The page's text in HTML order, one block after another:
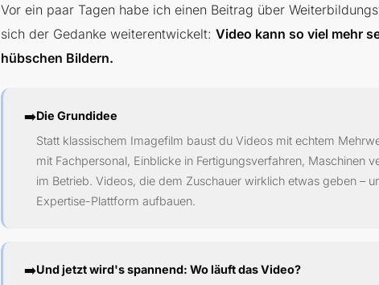
Vor ein paar Tagen habe ich einen Beitrag über
sich der Gedanke weiterentwickelt: Video kann so viel mehr
hübschen Bildern.
➡️Die Grundidee
Statt klassischem Imagefilm baust du Videos mit echtem
mit Fachpersonal, Einblicke in Fertigungsverfahren, Maschinen
im Betrieb. Videos, die dem Zuschauer wirklich etwas geben –
Expertise-Plattform aufbauen.
➡️Und jetzt wird's spannend: Wo läuft das Video?